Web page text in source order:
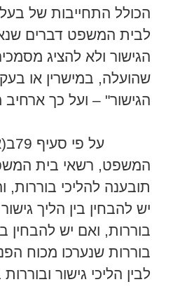
הכולל התחייבות של
לבית המשפט דברים
הגישור ולא להציג
שהועלה, במישרין או
הגישור" – ועל כך
על
המשפט, רשאי בית
תובענה להליכי
יש להבחין בין הליך
בוררות, ואם יש להבחין
בוררות שנערכו מכוח
לבין הליכי גישור